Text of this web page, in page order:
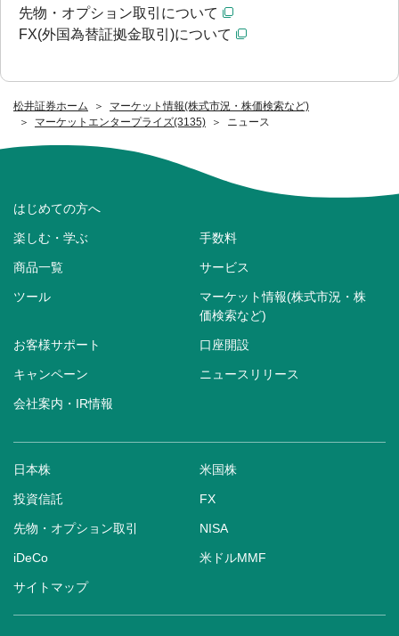
松井証券ホーム
マーケット情報(株式市況・株価検索など)
マーケットエンタープライズ(3135)
ニュース
先物・オプション取引について
FX(外国為替証拠金取引)について
はじめての方へ
楽しむ・学ぶ 手数料
商品一覧 サービス
ツール
マーケット情報(株式市況・株
価検索など)
お客様サポート 口座開設
キャンペーン ニュースリリース
会社案内・IR情報
日本株 米国株
投資信託 FX
先物・オプション取引 NISA
iDeCo 米ドルMMF
サイトマップ